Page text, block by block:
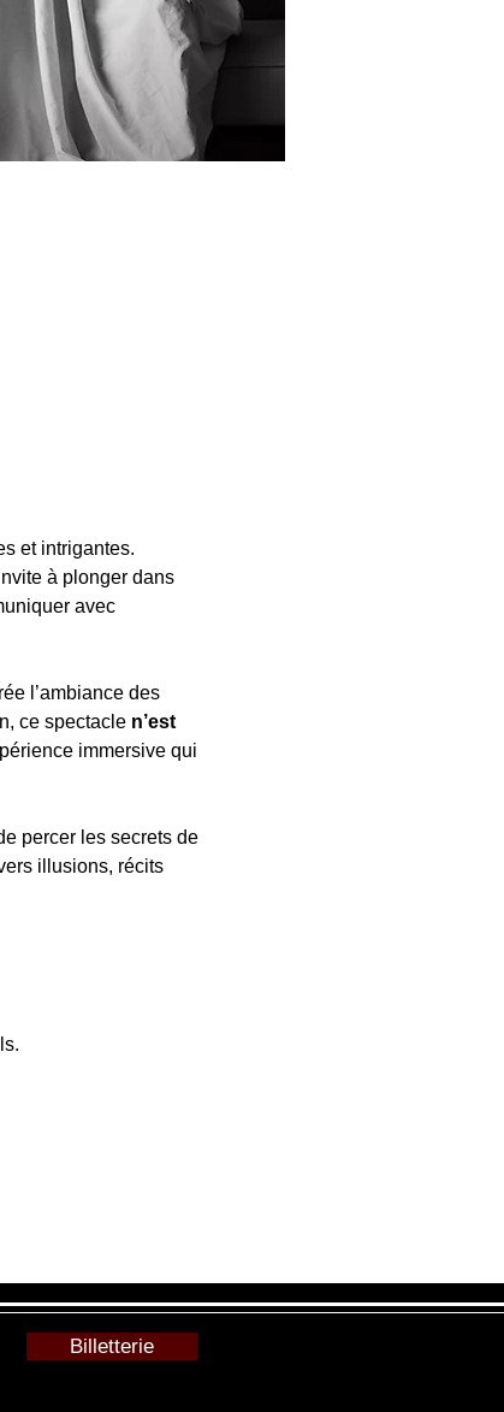
et intrigantes.
à plonger dans
avec
l’ambiance des
ce spectacle n’est
immersive qui
percer les secrets de
illusions, récits
Billetterie